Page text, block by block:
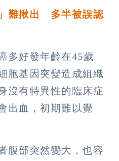
難揪出 多半被誤認
多好發年齡在45歲
胞基因突變造成組織
沒有特異性的臨床症
出血，初期難以覺
腹部突然變大，也容